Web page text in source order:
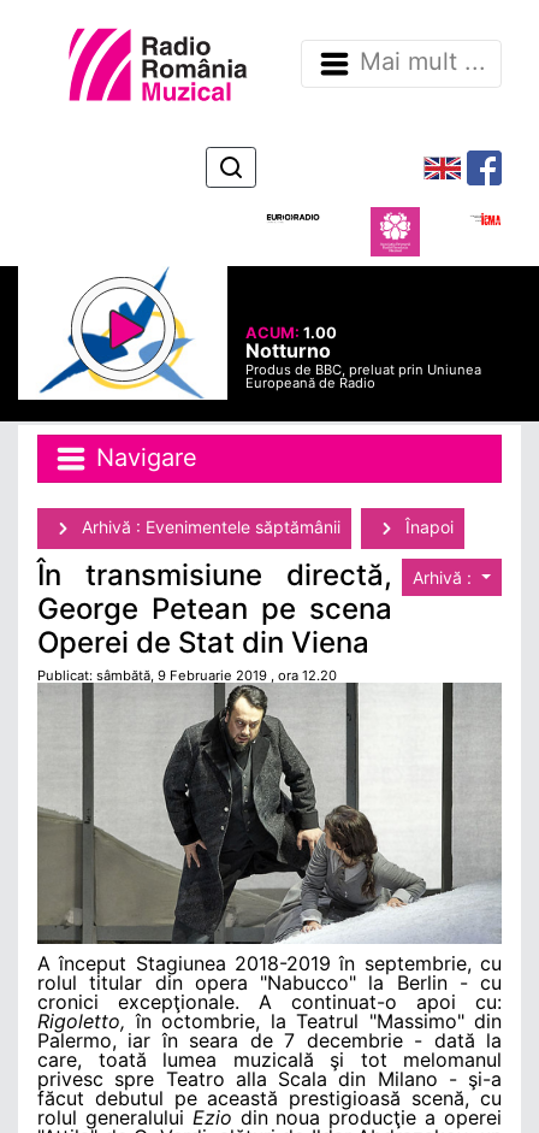
Mai mult ...
ACUM:1.00
Notturno
Produs de BBC, preluat prin Uniunea
Europeană de Radio
Navigare
Arhivă : Evenimentele săptămânii Înapoi
Arhivă :
În transmisiune directă,
George Petean pe scena
Operei de Stat din Viena
Publicat: sâmbătă, 9 Februarie 2019 , ora 12.20
A început Stagiunea 2018-2019 în septembrie, cu
rolul titular din opera "Nabucco" la Berlin - cu
cronici excepţionale. A continuat-o apoi cu:
Rigoletto,în octombrie, la Teatrul "Massimo" din
Palermo, iar în seara de 7 decembrie - dată la
care, toată lumea muzicală şi tot melomanul
privesc spre Teatro alla Scala din Milano - şi-a
făcut debutul pe această prestigioasă scenă, cu
rolul generalului Ezio din noua producţie a operei